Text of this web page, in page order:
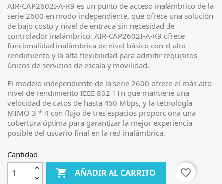
AIR-CAP2602I-A-K9 es un punto de acceso inalámbrico de la
serie 2600 en modo independiente, que ofrece una solución
de bajo costo y nivel de entrada sin necesidad de
controlador inalámbrico. AIR-CAP2602I-A-K9 ofrece
funcionalidad inalámbrica de nivel básico con el alto
rendimiento y la alta flexibilidad para admitir requisitos
únicos de servicios de escala y movilidad.
El modelo independiente de la serie 2600 ofrece el más alto
nivel de rendimiento IEEE 802.11n que mantiene una
velocidad de datos de hasta 450 Mbps, y la tecnología
MIMO 3 * 4 con flujo de tres espacios proporciona una
cobertura óptima para garantizar la mejor experiencia
posible del usuario final en la red inalámbrica.
Cantidad
 AÑADIR AL CARRITO
favorite_border